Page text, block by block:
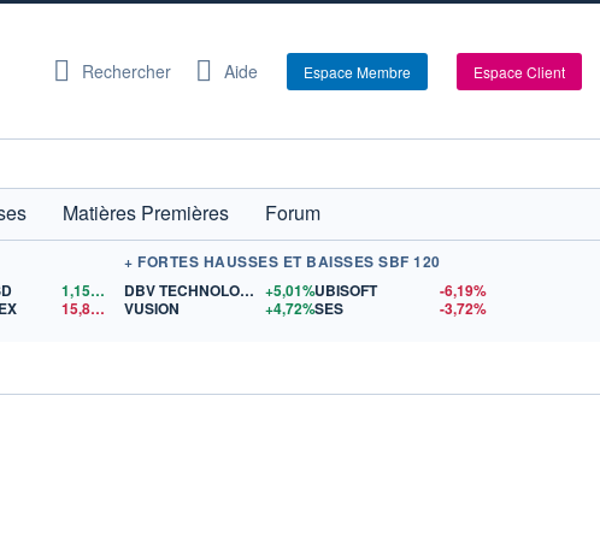
Rechercher Aide Espace Membre Espace Client
Matières Premières
Forum
1,1558
$US
15,81$US
+ FORTES HAUSSES ET BAISSES SBF 120
DBV TECHNOLOGIES +5,01%
VUSION
+4,72%
UBISOFT
-6,19%
SES
-3,72%